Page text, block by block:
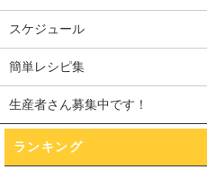
スケジュール
簡単レシピ集
生産者さん募集中です！
ランキング